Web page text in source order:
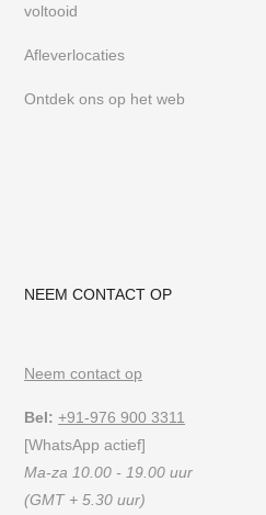
voltooid
Afleverlocaties
Ontdek ons op het web
NEEM CONTACT OP
Neem contact op
Bel: +91-976 900 3311
[WhatsApp actief]
Ma-za 10.00 - 19.00 uur
(GMT + 5.30 uur)